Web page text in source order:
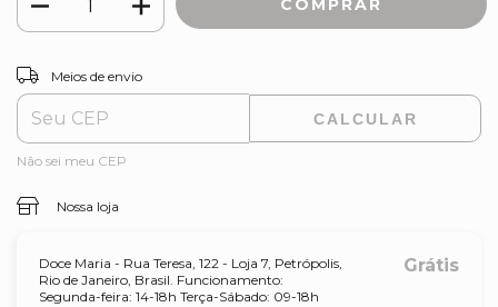
Entregas para o CEP:
Meios de envio
CALCULAR
Não sei meu CEP
Nossa loja
Doce Maria - Rua Teresa, 122 - Loja 7, Petrópolis,
Rio de Janeiro, Brasil. Funcionamento:
Segunda-feira: 14-18h Terça-Sábado: 09-18h
Grátis